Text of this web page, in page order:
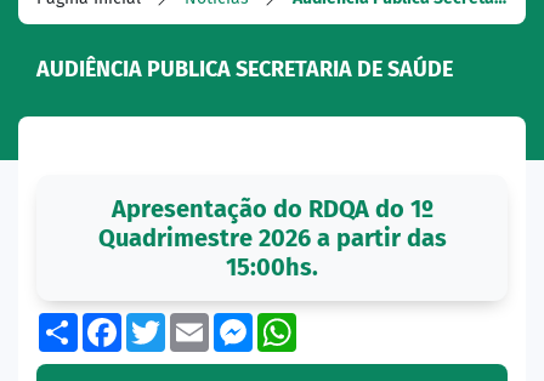
AUDIÊNCIA PUBLICA SECRETARIA DE SAÚDE
Apresentação do RDQA do 1º
Quadrimestre 2026 a partir das
15:00hs.
ShareFacebook
TwitterEmailMessenger